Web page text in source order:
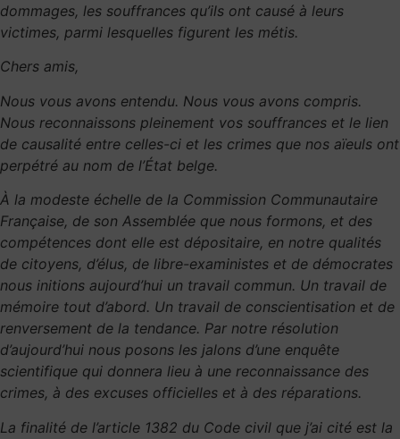
dommages, les souffrances qu’ils ont causé à leurs
victimes, parmi lesquelles figurent les métis.
Chers amis,
Nous vous avons entendu. Nous vous avons compris.
Nous reconnaissons pleinement vos souffrances et le lien
de causalité entre celles-ci et les crimes que nos aïeuls ont
perpétré au nom de l’État belge.
À la modeste échelle de la Commission Communautaire
Française, de son Assemblée que nous formons, et des
compétences dont elle est dépositaire, en notre qualités
de citoyens, d’élus, de libre-exaministes et de démocrates
nous initions aujourd’hui un travail commun. Un travail de
mémoire tout d’abord. Un travail de conscientisation et de
renversement de la tendance. Par notre résolution
d’aujourd’hui nous posons les jalons d’une enquête
scientifique qui donnera lieu à une reconnaissance des
crimes, à des excuses officielles et à des réparations.
La finalité de l’article 1382 du Code civil que j’ai cité est la